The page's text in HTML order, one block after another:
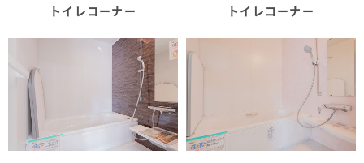
トイレコーナー トイレコーナー